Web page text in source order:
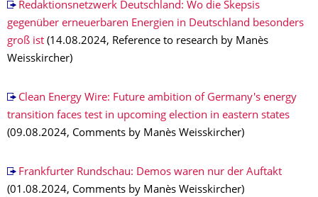
Redaktionsnetzwerk Deutschland: Wo die Skepsis
gegenüber erneuerbaren Energien in Deutschland besonders
groß ist (14.08.2024, Reference to research by Manès
Weisskircher)
Clean Energy Wire: Future ambition of Germany's energy
transition faces test in upcoming election in eastern states
(09.08.2024, Comments by Manès Weisskircher)
Frankfurter Rundschau: Demos waren nur der Auftakt
(01.08.2024, Comments by Manès Weisskircher)